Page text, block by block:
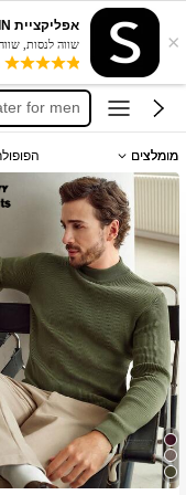
×
אפליקציית SHEIN - מוכן, הכן, סטייל!
שווה לנסות,
de hombre
maija
for men
for men
de hombre
maija
מומלצים